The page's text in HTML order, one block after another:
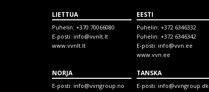
LIETTUA
Puhelin: +370 70066080
E-posti: info@vvnlt.lt
www.vvnlt.lt
EESTI
Puhelin:+372 6346332
Puhelin:+372 6346342
E-posti: info@vvn.ee
www.vvn.ee
NORJA
E-posti: info@vvngroup.no
TANSKA
E-posti: info@vvngroup.dk